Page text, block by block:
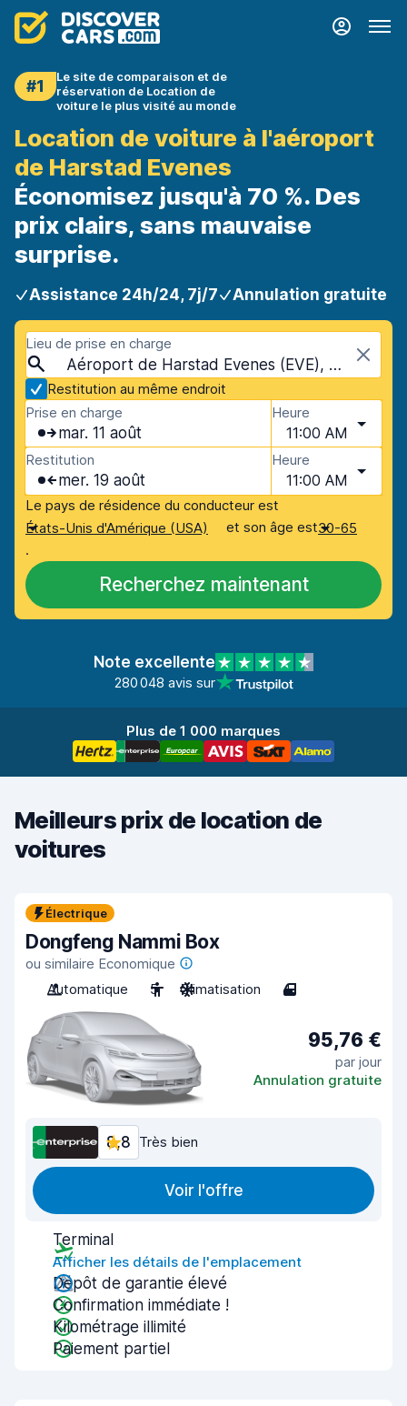
#1
Le site de comparaison et de
réservation de Location de
voiture le plus visité au monde
Location de voiture à l'aéroport
de Harstad Evenes
Économisez jusqu'à 70 %. Des
prix clairs, sans mauvaise
surprise.
Assistance 24h/24, 7j/7 Annulation gratuite
Lieu de prise en charge
Aéroport de Harstad Evenes (EVE), Evenes, Norvège
Restitution au même endroit
Prise en charge
mar. 11 août
Heure
11:00 AM
Restitution
mer. 19 août
Heure
11:00 AM
Le pays de résidence du conducteur est
États-Unis d'Amérique (USA)
et son âge est30-65
.
Recherchez maintenant
Note excellente
280 048 avis sur
Plus de 1 000 marques
Meilleurs prix de location de
voitures
Électrique
Dongfeng Nammi Box
ou similaire Economique
Automatique
5 Climatisation 4
95,76 €
par jour
Annulation gratuite
8,8 Très bien
Voir l'offre
Terminal
Afficher les détails de l'emplacement
Dépôt de garantie élevé
Confirmation immédiate !
Kilométrage illimité
Paiement partiel